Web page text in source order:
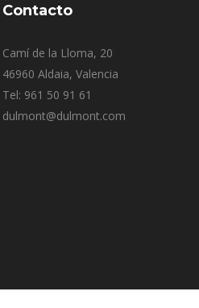
Contacto
Camí de la Lloma, 20
46960 Aldaia, Valencia
Tel: 961 50 91 61
dulmont@dulmont.com